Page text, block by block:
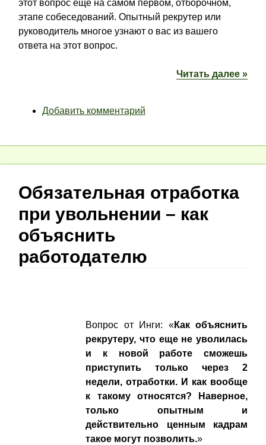
этот вопрос еще на самом первом, отборочном,
этапе собеседований. Опытный рекрутер или
руководитель многое узнают о вас из вашего
ответа на этот вопрос.
Читать далее »
Добавить комментарий
Обязательная отработка
при увольнении – как
объяснить
работодателю
Вопрос от Инги: «Как объяснить
рекрутеру, что еще не уволилась
и к новой работе сможешь
приступить только через 2
недели, отработки. И как вообще
к такому относятся?
Наверное,
только опытным и
действительно ценным кадрам
такое могут позволить.»